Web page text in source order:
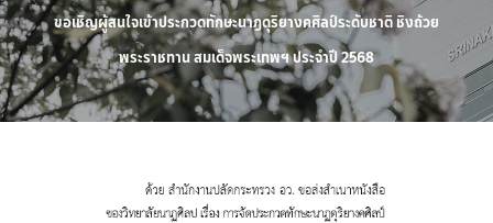
ขอเชิญผู้สนใจเข้าประกวดทักษะนาฏดุริยางคศิลป์ระดับชาติ ชิงถ้วย
พระราชทาน สมเด็จพระเทพฯ ประจำปี 2568